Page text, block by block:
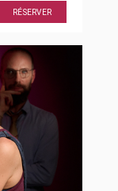
RÉSERVER